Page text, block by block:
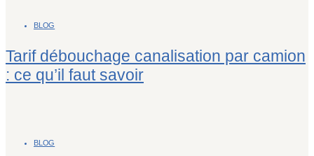
BLOG
Tarif débouchage canalisation par camion
: ce qu’il faut savoir
BLOG